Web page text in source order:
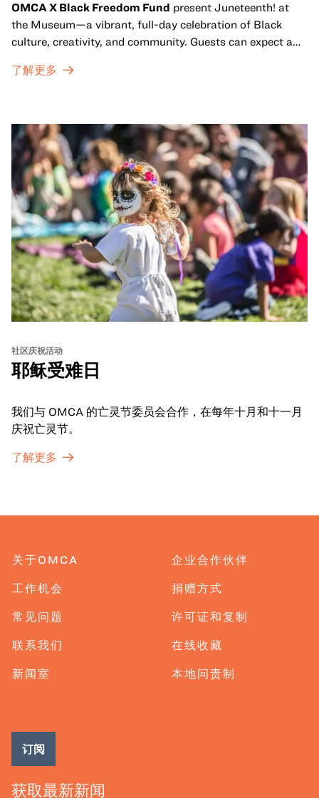
OMCA X Black Freedom Fund present Juneteenth! at
the Museum—a vibrant, full-day celebration of Black
culture, creativity, and community. Guests can expect a
sets from boundary-pushing artists, delicious offerings
move, make, and connect in celebration of Black culture.
了解更多
社区庆祝活动
耶稣受难日
我们与 OMCA 的亡灵节委员会合作，在每年十月和十一月
庆祝亡灵节。
了解更多
关于OMCA
工作机会
常见问题
联系我们
新闻室
企业合作伙伴
捐赠方式
许可证和复制
在线收藏
本地问责制
获取最新新闻
订阅